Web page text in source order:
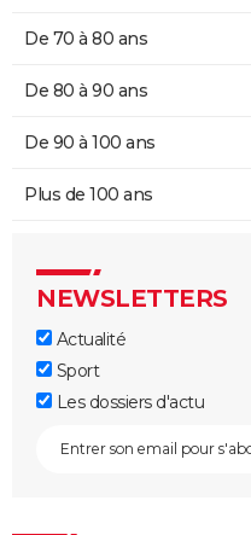
De 70 à 80 ans
De 80 à 90 ans
De 90 à 100 ans
Plus de 100 ans
NEWSLETTERS
Actualité
Sport
Les dossiers d'actu